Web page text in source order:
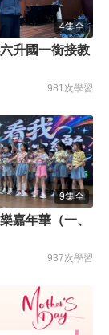
4集全
升國一銜接教
981次學習
9集全
嘉年華（一、
937次學習